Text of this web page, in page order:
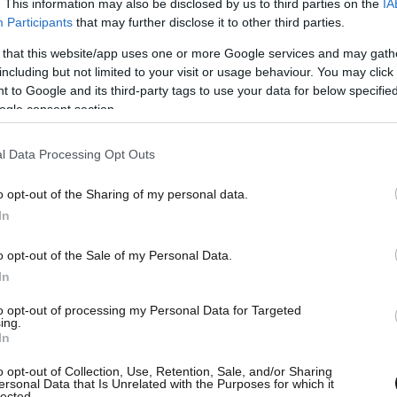
This information may also be disclosed by us to third parties on the
Participants that may further disclose it to other third parties.
that this website/app uses one or more Google services and may
but not limited to your visit or usage behaviour. You may
to Google and its third-party tags to use your data for below
consent section.
Data Processing Opt Outs
opt-out of the Sharing of my personal data.
opt-out of the Sale of my Personal Data.
opt-out of processing my Personal Data for Targeted
opt-out of Collection, Use, Retention, Sale, and/or Sharing
Data that Is Unrelated with the Purposes for which it
έναν 60χρονο, σε βάρος του οποίου
Ιντερπόλ Μαυροβουνίου για υπεξαίρεση.
εθνική οδό Θεσσαλονίκης – Ευζώνων,
του αποδίδεται τελέστηκε το 2012.
αυτοκίνητο από εταιρία, μέσω «λίζινγκ» και
οδηγούνται στην Εισαγγελία
η έκδοσή τους.